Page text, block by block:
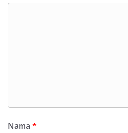
Nama *